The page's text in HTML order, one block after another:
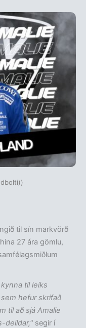
til sín markvörð
27 ára gömlu,
til leiks
hefur skrifað
til að sjá Amalie
deildar," segir í